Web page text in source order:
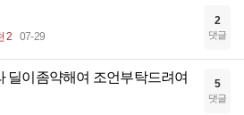
2 07-29
2
댓글
딜이좀약해여 조언부탁드려여
5
댓글